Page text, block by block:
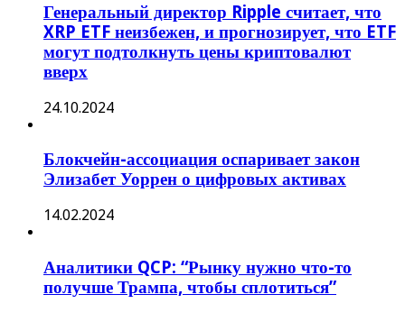
Генеральный директор Ripple считает, что
XRP ETF неизбежен, и прогнозирует, что ETF
могут подтолкнуть цены криптовалют
вверх
24.10.2024
Блокчейн-ассоциация оспаривает закон
Элизабет Уоррен о цифровых активах
14.02.2024
Аналитики QCP: “Рынку нужно что-то
получше Трампа, чтобы сплотиться”